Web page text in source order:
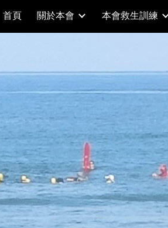
Skip to navigation
首頁 關於本會 本會救生訓練